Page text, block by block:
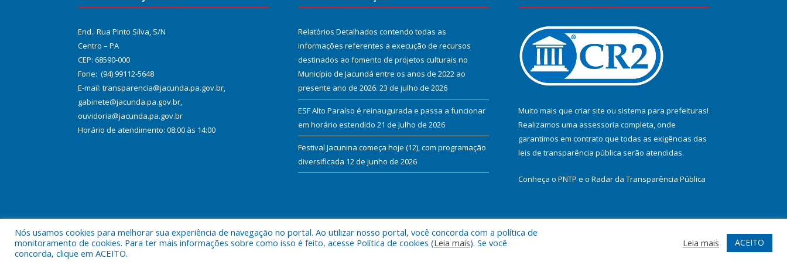
End.: Rua Pinto Silva, S/N
Centro – PA
CEP: 68590-000
Fone: (94) 99112-5648
E-mail: transparencia@jacunda.pa.gov.br,
gabinete@jacunda.pa.gov.br,
ouvidoria@jacunda.pa.gov.br
Horário de atendimento: 08:00 às 14:00
Relatórios Detalhados contendo todas as
informações referentes a execução de recursos
destinados ao fomento de projetos culturais no
Município de Jacundá entre os anos de 2022 ao
presente ano de 2026. 23 de julho de 2026
ESF Alto Paraíso é reinaugurada e passa a funcionar
em horário estendido 21 de julho de 2026
Festival Jacunina começa hoje (12), com programação
diversificada 12 de junho de 2026
Muito mais que criar site ou sistema para prefeituras!
Realizamos uma assessoria completa, onde
garantimos em contrato que todas as exigências das
leis de transparência pública serão atendidas.
Conheça o PNTP e o Radar da Transparência Pública
Todos os direitos reservados a Prefeitura Municipal de Jacundá. Mapa do Site Acessar Webmail
Nós usamos cookies para melhorar sua experiência de navegação no portal. Ao utilizar nosso portal, você concorda com a política de
monitoramento de cookies. Para ter mais informações sobre como isso é feito, acesse Política de cookies (Leia mais). Se você
concorda, clique em ACEITO.
Leia mais ACEITO